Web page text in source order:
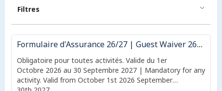
Filtres
Formulaire d'Assurance 26/27 | Guest Waiver 26/27
Obligatoire pour toutes activités. Valide du 1er
Octobre 2026 au 30 Septembre 2027 | Mandatory for any
activity. Valid from October 1st 2026 September